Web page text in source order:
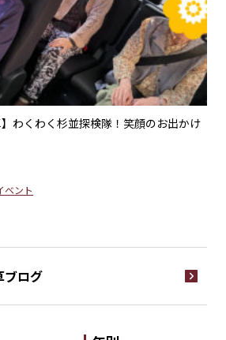
】わくわく杉並探検隊！笑顔のお出かけ
ベント
ブログ